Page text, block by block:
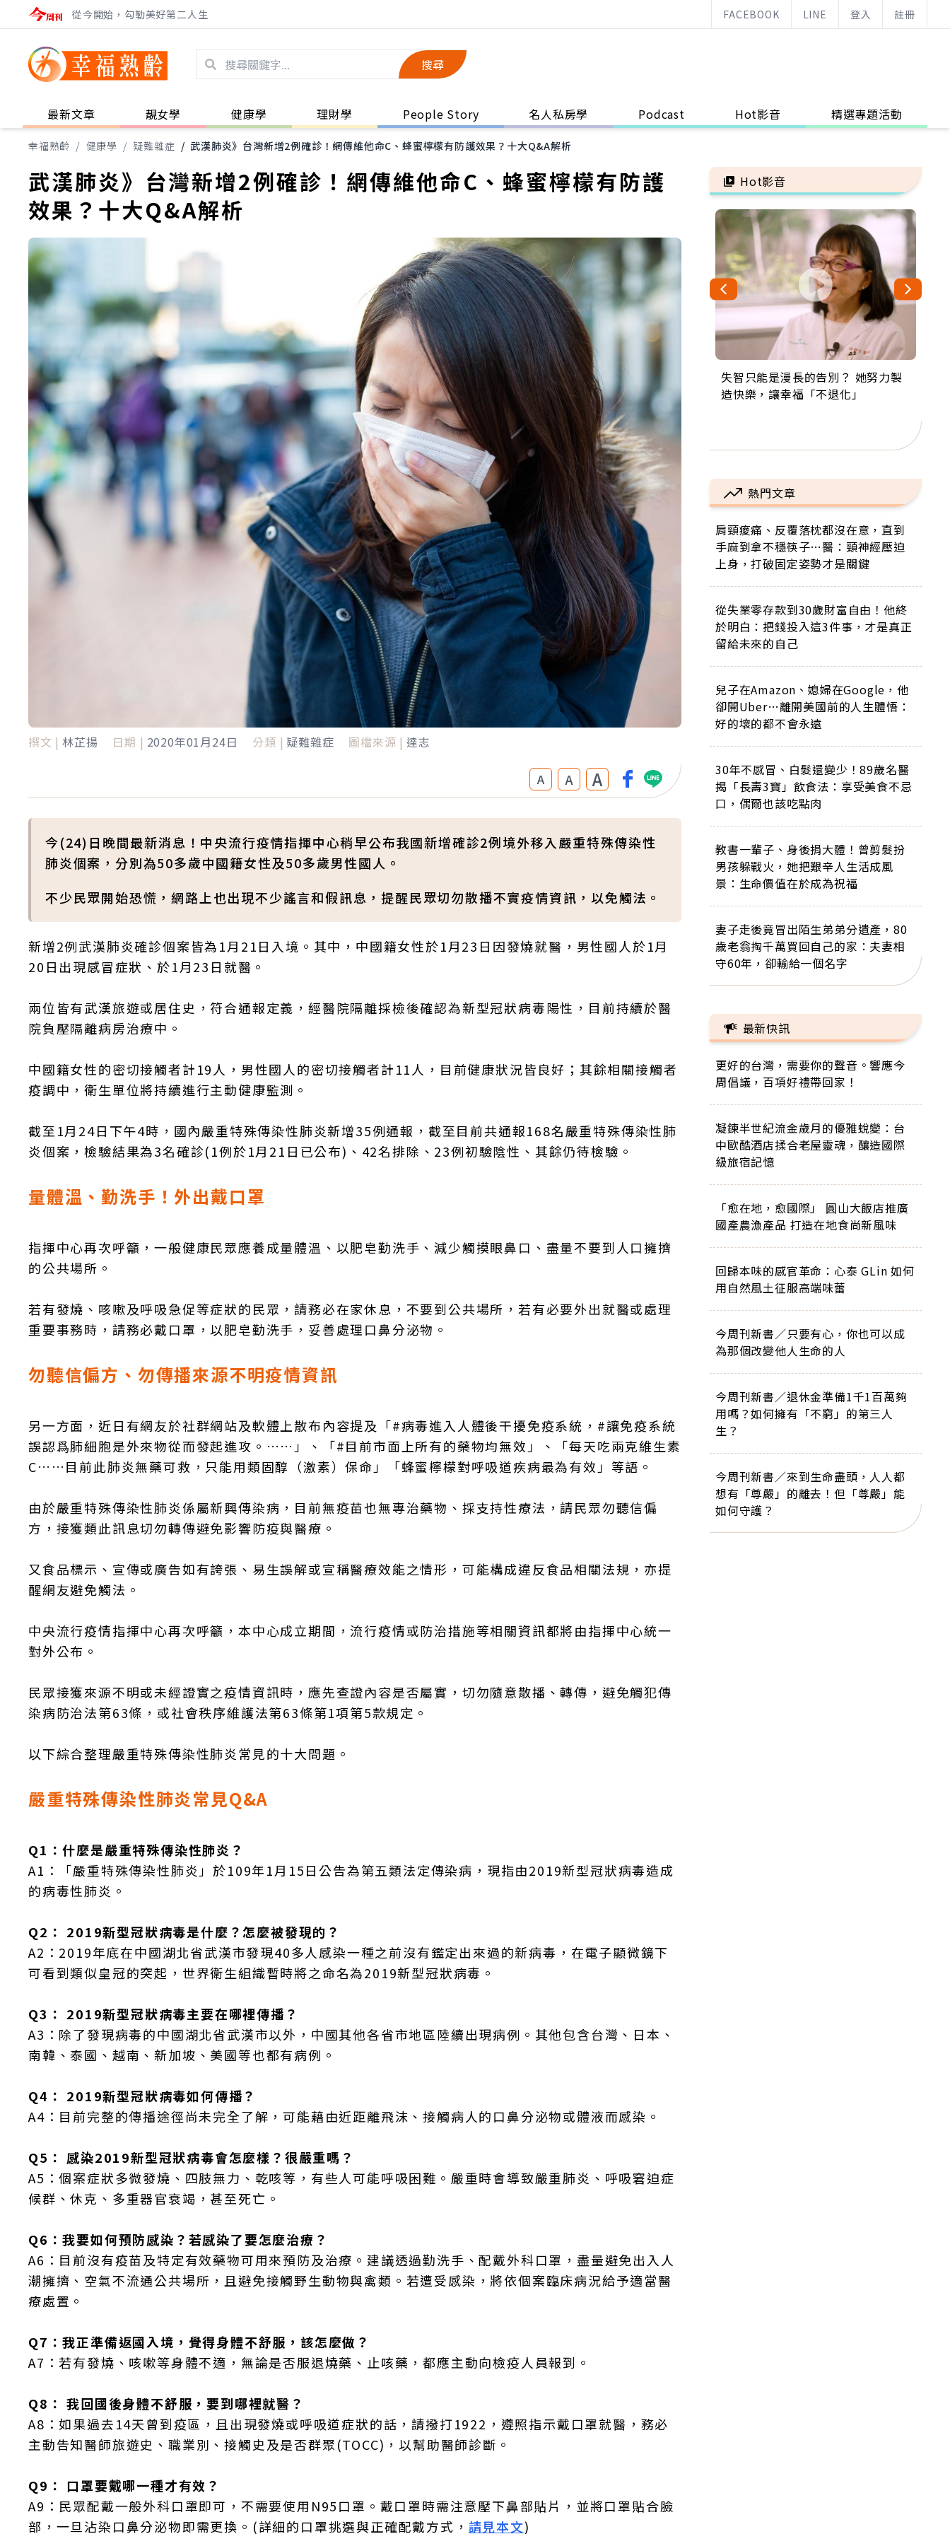
從今開始，勾勒美好第二人生 FACEBOOK LINE 登入 註冊
搜尋
最新文章 靚女學 健康學 理財學 People Story 名人私房學 Podcast Hot影音 精選專題活動
幸福熟齡 / 健康學 / 疑難雜症 / 武漢肺炎》台灣新增2例確診！網傳維他命C、蜂蜜檸檬有防護效果？十大Q&A解析
武漢肺炎》台灣新增2例確診！網傳維他命C、蜂蜜檸檬有防護
效果？十大Q&A解析
撰文 | 林芷揚 日期 | 2020年01月24日 分類 | 疑難雜症 圖檔來源 | 達志
A A A
今(24)日晚間最新消息！中央流行疫情指揮中心稍早公布我國新增確診2例境外移入嚴重特殊傳染性
肺炎個案，分別為50多歲中國籍女性及50多歲男性國人。
不少民眾開始恐慌，網路上也出現不少謠言和假訊息，提醒民眾切勿散播不實疫情資訊，以免觸法。
新增2例武漢肺炎確診個案皆為1月21日入境。其中，中國籍女性於1月23日因發燒就醫，男性國人於1月
20日出現感冒症狀、於1月23日就醫。
兩位皆有武漢旅遊或居住史，符合通報定義，經醫院隔離採檢後確認為新型冠狀病毒陽性，目前持續於醫
院負壓隔離病房治療中。
中國籍女性的密切接觸者計19人，男性國人的密切接觸者計11人，目前健康狀況皆良好；其餘相關接觸者
疫調中，衛生單位將持續進行主動健康監測。
截至1月24日下午4時，國內嚴重特殊傳染性肺炎新增35例通報，截至目前共通報168名嚴重特殊傳染性肺
炎個案，檢驗結果為3名確診(1例於1月21日已公布)、42名排除、23例初驗陰性、其餘仍待檢驗。
量體溫、勤洗手！外出戴口罩
指揮中心再次呼籲，一般健康民眾應養成量體溫、以肥皂勤洗手、減少觸摸眼鼻口、盡量不要到人口擁擠
的公共場所。
若有發燒、咳嗽及呼吸急促等症狀的民眾，請務必在家休息，不要到公共場所，若有必要外出就醫或處理
重要事務時，請務必戴口罩，以肥皂勤洗手，妥善處理口鼻分泌物。
勿聽信偏方、勿傳播來源不明疫情資訊
另一方面，近日有網友於社群網站及軟體上散布內容提及「#病毒進入人體後干擾免疫系統，#讓免疫系統
誤認爲肺細胞是外來物從而發起進攻。……」、「#目前市面上所有的藥物均無效」、「每天吃兩克維生素
C……目前此肺炎無藥可救，只能用類固醇（激素）保命」「蜂蜜檸檬對呼吸道疾病最為有效」等語。
由於嚴重特殊傳染性肺炎係屬新興傳染病，目前無疫苗也無專治藥物、採支持性療法，請民眾勿聽信偏
方，接獲類此訊息切勿轉傳避免影響防疫與醫療。
又食品標示、宣傳或廣告如有誇張、易生誤解或宣稱醫療效能之情形，可能構成違反食品相關法規，亦提
醒網友避免觸法。
中央流行疫情指揮中心再次呼籲，本中心成立期間，流行疫情或防治措施等相關資訊都將由指揮中心統一
對外公布。
民眾接獲來源不明或未經證實之疫情資訊時，應先查證內容是否屬實，切勿隨意散播、轉傳，避免觸犯傳
染病防治法第63條，或社會秩序維護法第63條第1項第5款規定。
以下綜合整理嚴重特殊傳染性肺炎常見的十大問題。
嚴重特殊傳染性肺炎常見Q&A
Q1：什麼是嚴重特殊傳染性肺炎？
A1：「嚴重特殊傳染性肺炎」於109年1月15日公告為第五類法定傳染病，現指由2019新型冠狀病毒造成
的病毒性肺炎。
Q2： 2019新型冠狀病毒是什麼？怎麼被發現的？
A2：2019年底在中國湖北省武漢市發現40多人感染一種之前沒有鑑定出來過的新病毒，在電子顯微鏡下
可看到類似皇冠的突起，世界衛生組織暫時將之命名為2019新型冠狀病毒。
Q3： 2019新型冠狀病毒主要在哪裡傳播？
A3：除了發現病毒的中國湖北省武漢市以外，中國其他各省市地區陸續出現病例。其他包含台灣、日本、
南韓、泰國、越南、新加坡、美國等也都有病例。
Q4： 2019新型冠狀病毒如何傳播？
A4：目前完整的傳播途徑尚未完全了解，可能藉由近距離飛沫、接觸病人的口鼻分泌物或體液而感染。
Q5： 感染2019新型冠狀病毒會怎麼樣？很嚴重嗎？
A5：個案症狀多微發燒、四肢無力、乾咳等，有些人可能呼吸困難。嚴重時會導致嚴重肺炎、呼吸窘迫症
候群、休克、多重器官衰竭，甚至死亡。
Q6：我要如何預防感染？若感染了要怎麼治療？
A6：目前沒有疫苗及特定有效藥物可用來預防及治療。建議透過勤洗手、配戴外科口罩，盡量避免出入人
潮擁擠、空氣不流通公共場所，且避免接觸野生動物與禽類。若遭受感染，將依個案臨床病況給予適當醫
療處置。
Q7：我正準備返國入境，覺得身體不舒服，該怎麼做？
A7：若有發燒、咳嗽等身體不適，無論是否服退燒藥、止咳藥，都應主動向檢疫人員報到。
Q8： 我回國後身體不舒服，要到哪裡就醫？
A8：如果過去14天曾到疫區，且出現發燒或呼吸道症狀的話，請撥打1922，遵照指示戴口罩就醫，務必
主動告知醫師旅遊史、職業別、接觸史及是否群聚(TOCC)，以幫助醫師診斷。
Q9： 口罩要戴哪一種才有效？
A9：民眾配戴一般外科口罩即可，不需要使用N95口罩。戴口罩時需注意壓下鼻部貼片，並將口罩貼合臉
部，一旦沾染口鼻分泌物即需更換。(詳細的口罩挑選與正確配戴方式， 請見本文)
Hot影音
失智只能是漫長的告別？ 她努力製
造快樂，讓幸福「不退化」
來自剛果的巧克力神父 為台灣奉獻
36年 「台灣是我的家，我連作夢都
63歲卸矽谷副總、搬回台灣找快
樂！「蛋黃哥小丑」走進安養院，
104歲打破金氏世界紀錄 成為全球
最年長羽球選手，分享長壽的秘密
事業巔峰他選擇追夢…黑手阿伯拉
小提琴還登上小巨蛋！連CNN都大
熱門文章
肩頸痠痛、反覆落枕都沒在意，直到
手麻到拿不穩筷子…醫：頸神經壓迫
上身，打破固定姿勢才是關鍵
從失業零存款到30歲財富自由！他終
於明白：把錢投入這3件事，才是真正
留給未來的自己
兒子在Amazon、媳婦在Google，他
卻開Uber…離開美國前的人生體悟：
好的壞的都不會永遠
30年不感冒、白髮還變少！89歲名醫
揭「長壽3寶」飲食法：享受美食不忌
口，偶爾也該吃點肉
教書一輩子、身後捐大體！曾剪髮扮
男孩躲戰火，她把艱辛人生活成風
景：生命價值在於成為祝福
妻子走後竟冒出陌生弟弟分遺產，80
歲老翁掏千萬買回自己的家：夫妻相
守60年，卻輸給一個名字
最新快訊
更好的台灣，需要你的聲音。響應今
周倡議，百項好禮帶回家！
凝鍊半世紀流金歲月的優雅蛻變：台
中歐酷酒店揉合老屋靈魂，釀造國際
級旅宿記憶
「愈在地，愈國際」 圓山大飯店推廣
國產農漁產品 打造在地食尚新風味
回歸本味的感官革命：心泰 GLin 如何
用自然風土征服高端味蕾
今周刊新書／只要有心，你也可以成
為那個改變他人生命的人
今周刊新書／退休金準備1千1百萬夠
用嗎？如何擁有「不窮」的第三人
生？
今周刊新書／來到生命盡頭，人人都
想有「尊嚴」的離去！但「尊嚴」能
如何守護？